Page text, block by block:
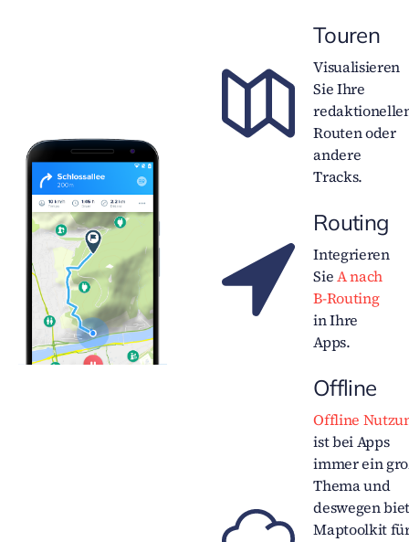
Touren
Visualisieren
Sie Ihre
Routen oder
andere
Tracks.
Routing
Integrieren
SieA nach
B-Routing
in Ihre
Apps.
Offline
Offline
ist bei Apps
immer ein
Thema und
deswegen
Maptoolkit